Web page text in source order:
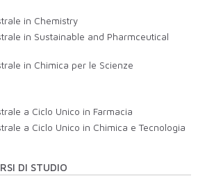
in Chemistry
in Sustainable and Pharmceutical
in Chimica per le Scienze
a Ciclo Unico in Farmacia
a Ciclo Unico in Chimica e Tecnologia
DI STUDIO